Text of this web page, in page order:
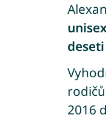
2016